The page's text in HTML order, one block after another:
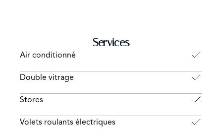
Services
Air conditionné
Double vitrage
Stores
Volets roulants électriques